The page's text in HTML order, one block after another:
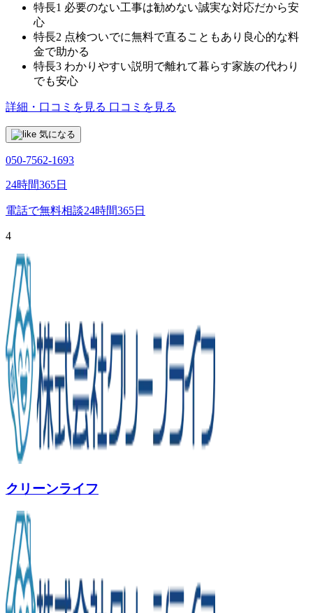
特長1 必要のない工事は勧めない誠実な対応だから安
心
特長2 点検ついでに無料で直ることもあり良心的な料
金で助かる
特長3 わかりやすい説明で離れて暮らす家族の代わり
でも安心
詳細・口コミを見る 口コミを見る
気になる
050-7562-1693
24時間365日
電話で無料相談24時間365日
4
クリーンライフ